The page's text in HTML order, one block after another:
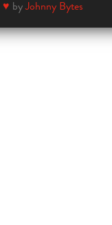
♥ byJohnny Bytes